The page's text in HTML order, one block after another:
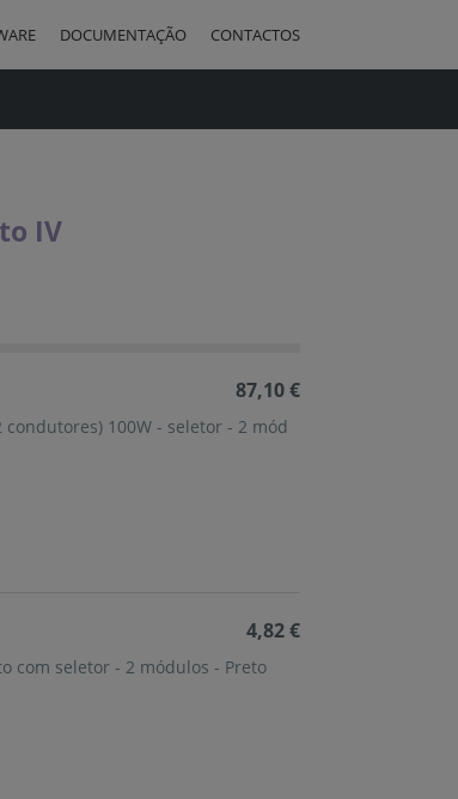
DOCUMENTAÇÃO CONTACTOS
IV
100W - seletor - 2 mód
87,10 €
com seletor - 2 módulos - Preto
4,82 €